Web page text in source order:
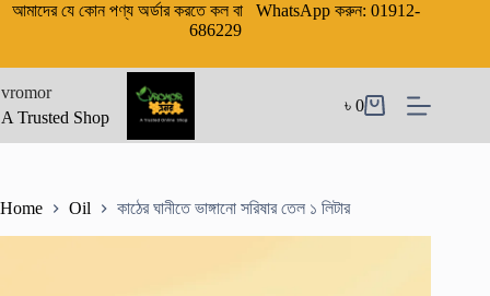
Skip
আমাদের যে কোন পণ্য অর্ডার করতে কল বা WhatsApp করুন: 01912-
686229
vromor
A Trusted Shop
Shopping
৳0
Home Oil কাঠের ঘানীতে ভাঙ্গানো সরিষার তেল ১ লিটার